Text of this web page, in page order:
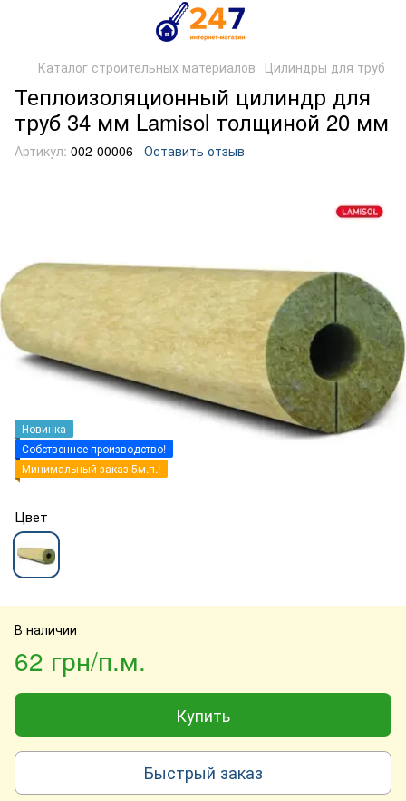
Каталог строительных материалов Цилиндры для труб
Теплоизоляционный цилиндр для
труб 34 мм Lamisol толщиной 20 мм
Артикул: 002-00006 Оставить отзыв
Новинка
Собственное производство!
Минимальный заказ 5м.п.!
Цвет
В наличии
62 грн/п.м.
Купить
Быстрый заказ